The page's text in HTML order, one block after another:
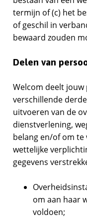
termijn of (c) het
of geschil in
bewaard zouden
Delen van
Welcom deelt jouw
verschillende
uitvoeren van de
dienstverlening,
belang en/of om te
wettelijke
gegevens
om aan haar
voldoen;